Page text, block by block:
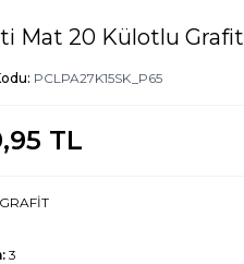
Mat 20 Külotlu Grafit
PCLPA27K15SK_P65
TL
GRAFİT
3